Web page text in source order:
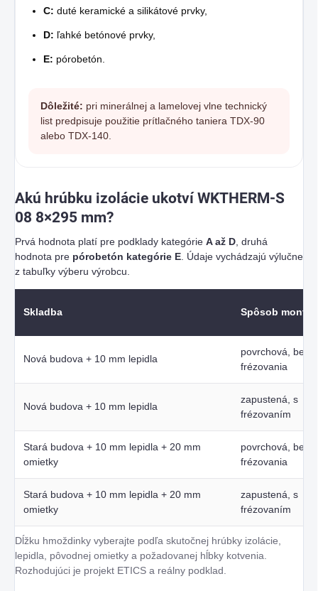
C: duté keramické a silikátové prvky,
D: ľahké betónové prvky,
E: pórobetón.
Dôležité: pri minerálnej a lamelovej vlne technický
list predpisuje použitie prítlačného taniera TDX-90
alebo TDX-140.
Akú hrúbku izolácie ukotví WKTHERM-S
08 8×295 mm?
Prvá hodnota platí pre podklady kategórie A až D , druhá
hodnota pre pórobetón kategórie E . Údaje vychádzajú výlučne
z tabuľky výberu výrobcu.
Skladba Spôsob
Nová budova + 10 mm lepidla
povrchová, bez
frézovania
Nová budova + 10 mm lepidla
zapustená, s
frézovaním
Stará budova + 10 mm lepidla + 20 mm
omietky
povrchová, bez
frézovania
Stará budova + 10 mm lepidla + 20 mm
omietky
zapustená, s
frézovaním
Dĺžku hmoždinky vyberajte podľa skutočnej hrúbky izolácie,
lepidla, pôvodnej omietky a požadovanej hĺbky kotvenia.
Rozhodujúci je projekt ETICS a reálny podklad.